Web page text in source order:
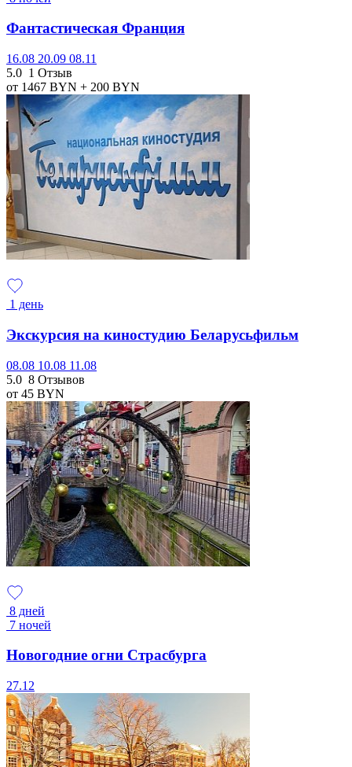
Фантастическая Франция
16.08 20.09 08.11
5.0 1 Отзыв
от 1467 BYN + 200 BYN
1 день
Экскурсия на киностудию Беларусьфильм
08.08 10.08 11.08
5.0 8 Отзывов
от 45 BYN
8 дней
7 ночей
Новогодние огни Страсбурга
27.12